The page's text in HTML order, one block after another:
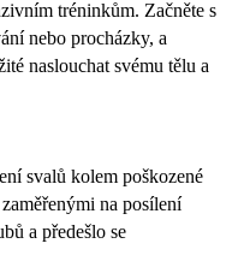
tréninkům. Začněte s
nebo procházky, a
naslouchat svému tělu a
svalů kolem poškozené
na posílení
a předešlo se